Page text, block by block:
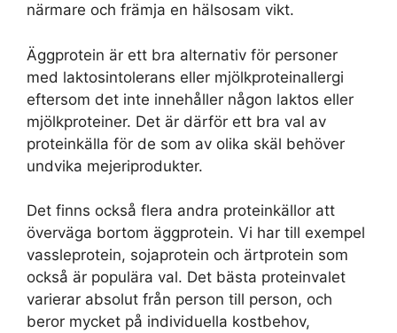
närmare och främja en hälsosam vikt.
Äggprotein är ett bra alternativ för personer
med laktosintolerans eller mjölkproteinallergi
eftersom det inte innehåller någon laktos eller
mjölkproteiner. Det är därför ett bra val av
proteinkälla för de som av olika skäl behöver
undvika mejeriprodukter.
Det finns också flera andra proteinkällor att
överväga bortom äggprotein. Vi har till exempel
vassleprotein, sojaprotein och ärtprotein som
också är populära val. Det bästa proteinvalet
varierar absolut från person till person, och
beror mycket på individuella kostbehov,